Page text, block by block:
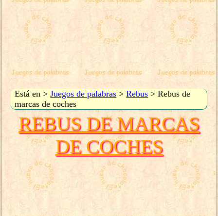
Está en >Juegos de palabras >Rebus > Rebus de
marcas de coches
REBUS DE MARCAS
DE COCHES